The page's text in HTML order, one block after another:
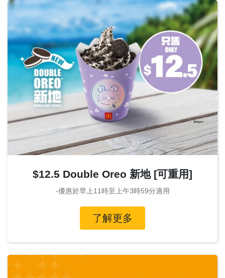
$12.5 Double Oreo 新地 [可重用]
-優惠於早上11時至上午3時59分適用
了解更多